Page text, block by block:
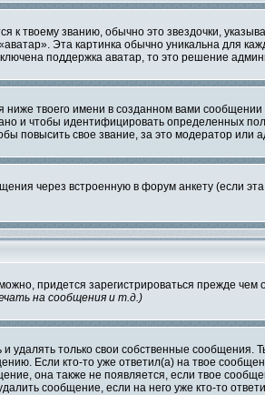
к твоему званию, обычно это звездочки,
Эта картинка обычно уникальна для
поддержка аватар, то это решение
твоего имени в созданном вами
и чтобы идентифицировать определенных
повысить свое звание, за это модератор
через встроенную в форум анкету (если
придется зарегистрироваться прежде
на сообщения и т.д.)
только свои собственные сообщения.
Если кто-то уже ответил(а) на твое
она также не появляется, если твое
сообщение, если на него уже кто-то